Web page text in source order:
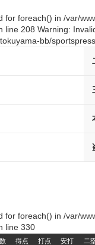
for foreach() in /var/
line 208 Warning:
bb/
for foreach() in /var/
line 330
得点 打点 安打 二